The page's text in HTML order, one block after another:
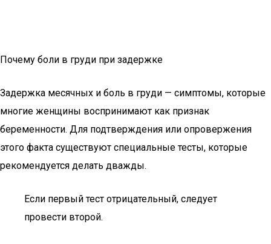
Почему боли в груди при задержке
Задержка месячных и боль в груди — симптомы, которые
многие женщины воспринимают как признак
беременности. Для подтверждения или опровержения
этого факта существуют специальные тесты, которые
рекомендуется делать дважды.
Если первый тест отрицательный, следует
провести второй.